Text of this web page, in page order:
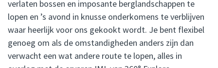
verlaten bossen en imposante berglandschappen te
lopen en ’s avond in knusse onderkomens te verblijven
waar heerlijk voor ons gekookt wordt. Je bent flexibel
genoeg om als de omstandigheden anders zijn dan
verwacht een wat andere route te lopen, alles in